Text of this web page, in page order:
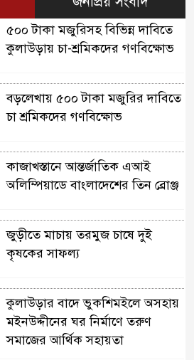
৫০০ টাকা মজুরিসহ বিভিন্ন দাবিতে
কুলাউড়ায় চা-শ্রমিকদের গণবিক্ষোভ
বড়লেখায় ৫০০ টাকা মজুরির দাবিতে
চা শ্রমিকদের গণবিক্ষোভ
কাজাখস্তানে আন্তর্জাতিক এআই
অলিম্পিয়াডে বাংলাদেশের তিন ব্রোঞ্জ
জুড়ীতে মাচায় তরমুজ চাষে দুই
কৃষকের সাফল্য
কুলাউড়ার বাদে ভুকশিমইলে অসহায়
মইনউদ্দীনের ঘর নির্মাণে তরুণ
সমাজের আর্থিক সহায়তা